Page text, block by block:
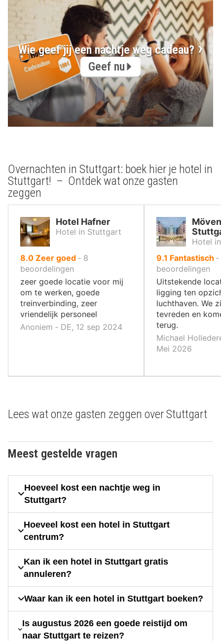
Wie geef jij een nachtje weg cadeau?
Geef nu
Overnachten in Stuttgart: boek hier je hotel in
Stuttgart! – Ontdek wat onze gasten
zeggen
Hotel Hafner
Hotel in Stuttgart
8.0uit
10
,
Zeer goed ‐ 8
beoordelingen
zeer goede locatie voor mij
om te werken, goede
treinverbinding, zeer
vriendelijk personeel
Anoniem ‐ DE, 12 sep 2024
Hotel
9.1 uit
10
,
Fantastisch
beoordelingen
Uitstekende
ligging ten
luchthaven. We
tevreden en
terug.
Michael
Mei 2026
Lees wat onze gasten zeggen over Stuttgart
Meest gestelde vragen
Hoeveel kost een nachtje weg in
Stuttgart?
Hoeveel kost een hotel in Stuttgart
centrum?
Kan ik een hotel in Stuttgart gratis
annuleren?
Waar kan ik een hotel in Stuttgart boeken?
Is augustus 2026 een goede reistijd om
naar Stuttgart te reizen?